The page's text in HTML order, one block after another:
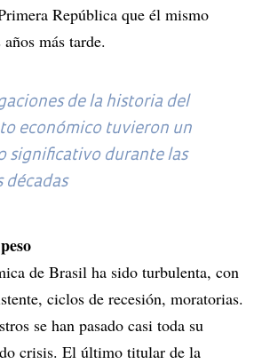
República que él mismo
más tarde.
de la historia del
económico tuvieron un
significativo durante las
décadas
de Brasil ha sido turbulenta, con
ciclos de recesión, moratorias.
se han pasado casi toda su
crisis. El último titular de la